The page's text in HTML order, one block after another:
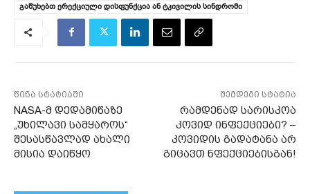
გაწუხებთ ერექციული დისფუნქცია ან ტკივილის სინდრომი
წინა სტატიაში
NASA-მ დედამიწაზე
„უხილავი სამყაროს“
შესასწავლად ახალი
მისია დაიწყო
შემდეგი სტატია
რამდენად სარისკოა
კოვიდ ინფექციები? –
კოვიდის გადატანა არ
გიცავთ ნფექციებისგან!